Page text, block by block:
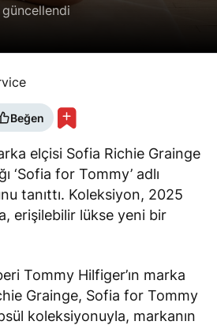
güncellendi
Beğen
elçisi Sofia Richie Grainge
‘Sofia for Tommy’ adlı
tanıttı. Koleksiyon, 2025
erişilebilir lükse yeni bir
Tommy Hilfiger’ın marka
Grainge, Sofia for Tommy
koleksiyonuyla, markanın